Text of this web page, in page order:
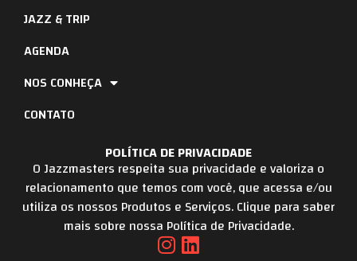
POLÍTICA DE PRIVACIDADE
O Jazzmasters respeita sua privacidade e valoriza o
relacionamento que temos com você, que acessa e/ou
utiliza os nossos Produtos e Serviços. Clique para saber
mais sobre nossa Política de Privacidade.
JAZZ & TRIP
AGENDA
NOS CONHEÇA
CONTATO